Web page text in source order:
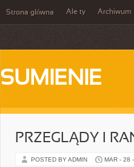
Strona główna Ale ty Archiwum
SUMIENIE
PRZEGLĄDY I
POSTED BY ADMIN MAR - 28